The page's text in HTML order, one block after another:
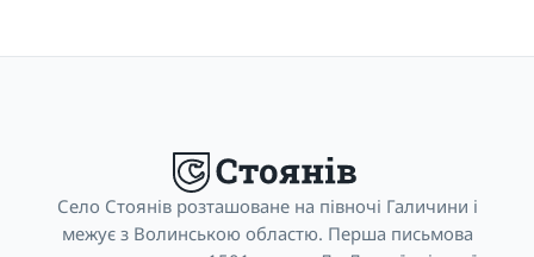
Село Стоянів розташоване на півночі Галичини і
межує з Волинською областю. Перша письмова